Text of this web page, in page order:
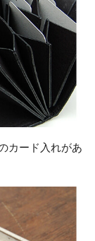
カード入れがあ